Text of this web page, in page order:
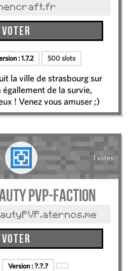
Voter
:1.7.2 500 slots
la ville de strasbourg sur
de la survie,
! Venez vous amuser ;)
1 votes
PVP-FACTION
Voter
Version :?.?.?